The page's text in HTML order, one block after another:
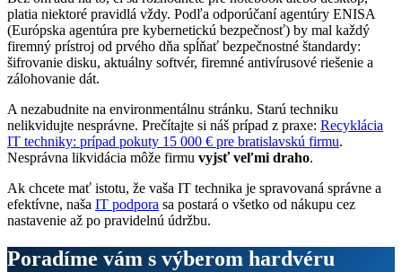
platia niektoré pravidlá vždy. Podľa odporúčaní agentúry ENISA
(Európska agentúra pre kybernetickú bezpečnosť) by mal každý
firemný prístroj od prvého dňa spĺňať bezpečnostné štandardy:
šifrovanie disku, aktuálny softvér, firemné antivírusové riešenie a
zálohovanie dát.
A nezabudnite na environmentálnu stránku. Starú techniku
nelikvidujte nesprávne. Prečítajte si náš prípad z praxe: Recyklácia
IT techniky: prípad pokuty 15 000 € pre bratislavskú firmu.
Nesprávna likvidácia môže firmu vyjsť veľmi draho.
Ak chcete mať istotu, že vaša IT technika je spravovaná správne a
efektívne, naša IT podpora sa postará o všetko od nákupu cez
nastavenie až po pravidelnú údržbu.
Poradíme vám s výberom hardvéru